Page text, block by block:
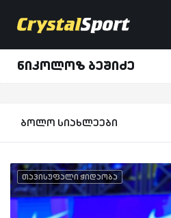
ნიკოლოზ ბეშიძე
ბოლო სიახლეები
თავისუფალი ჭიდაობა